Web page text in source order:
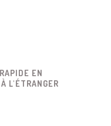
EN
L'ÉTRANGER